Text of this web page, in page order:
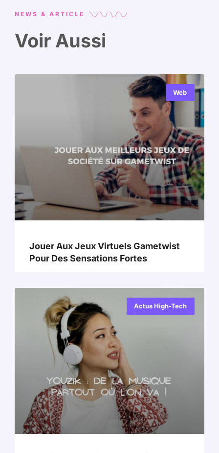
NEWS & ARTICLE
Voir Aussi
Web
Jouer Aux Jeux Virtuels Gametwist
Pour Des Sensations Fortes
Actus High-Tech